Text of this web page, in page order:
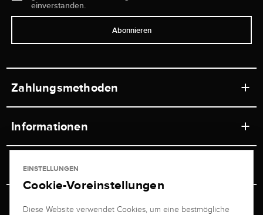
einverstanden.
Abonnieren
Zahlungsmethoden
Informationen
Ladengeschäft
Versand & Zahlung
Service
Juwelier Brogle
EINSTELLUNGEN
Cookie-Voreinstellungen
Diese Website verwendet Cookies, um eine bestmögliche